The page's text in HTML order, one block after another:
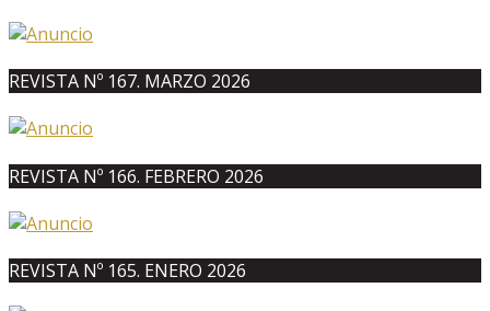
REVISTA Nº 167. MARZO 2026
REVISTA Nº 166. FEBRERO 2026
REVISTA Nº 165. ENERO 2026